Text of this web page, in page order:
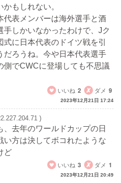
もしれない。
代表メンバーは海外選手と酒
手しかいなかったわけで、Jク
に日本代表のドイツ戦を引
だろうね。今や日本代表選手
側でCWCに登場しても不思議
いいね 2 ダメ 9
2023年12月21日 17:24
)
去年のワールドカップの日
い方は決してボコれたような
ど
いいね 3 ダメ 1
2023年12月21日 20:49